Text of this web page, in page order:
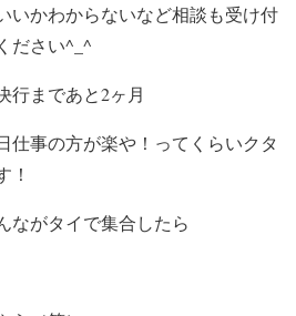
いかわからないなど相談も受け付
ださい^_^
行まであと2ヶ月
仕事の方が楽や！ってくらいクタ
！
ながタイで集合したら